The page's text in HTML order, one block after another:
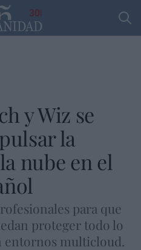
30
y Wiz se
la
nube en el
para que
proteger todo lo
entornos multicloud.